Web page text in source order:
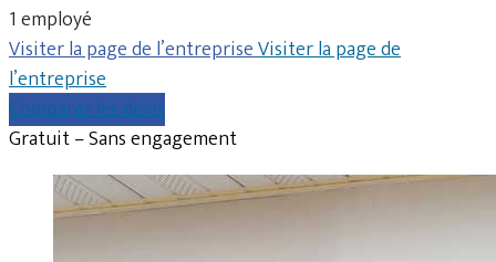
1 employé
Visiter la page de l’entrepriseVisiter la page de
l’entreprise
Comparer les devis
Gratuit – Sans engagement